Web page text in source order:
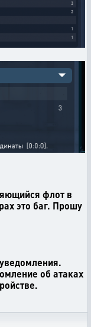
флот в
это баг. Прошу
об атаках